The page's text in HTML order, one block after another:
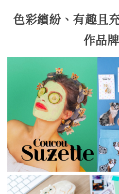
色彩繽紛、有趣且
作品牌